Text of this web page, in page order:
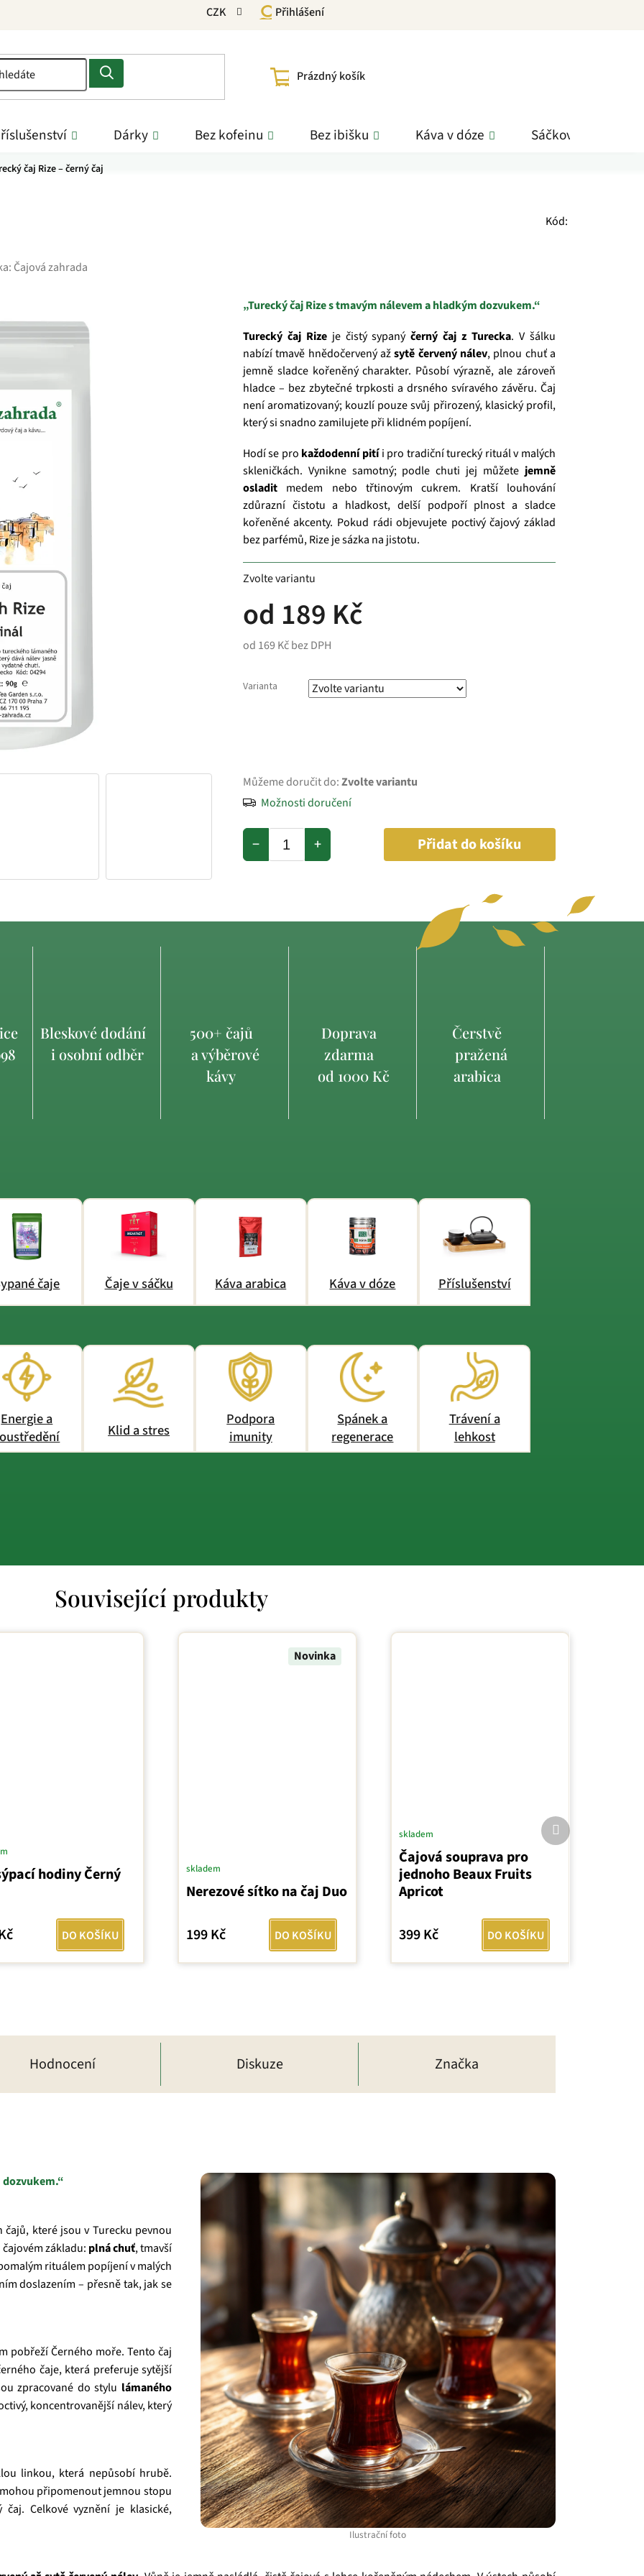
CZK Přihlášení
NÁKUPNÍ
Prázdný košík
Dárky Bez kofeinu Bez ibišku Káva v dóze Sáčkové čaje
čaj Rize – černý čaj
Kód:
Čajová zahrada
od 189 Kč
od 169 Kčbez DPH
Zvolte variantu
Varianta
Můžeme doručit do:Zvolte variantu
Možnosti doručení
+
− Přidat do košíku
„Turecký čaj Rize s tmavým nálevem a hladkým dozvukem.“
Turecký čaj Rizeje čistý sypanýčerný čaj z Turecka. V šálku
nabízí tmavě hnědočervený ažsytě červený nálev, plnou chuť a
jemně sladce kořeněný charakter. Působí výrazně, ale zároveň
hladce – bez zbytečné trpkosti a drsného svíravého závěru. Čaj
není aromatizovaný; kouzlí pouze svůj přirozený, klasický profil,
který si snadno zamilujete při klidném popíjení.
Hodí se pro každodenní pitíi pro tradiční turecký rituál v malých
skleničkách. Vynikne samotný; podle chuti jej můžete jemně
osladitmedem nebo třtinovým cukrem. Kratší louhování
zdůrazní čistotu a hladkost, delší podpoří plnost a sladce
kořeněné akcenty. Pokud rádi objevujete poctivý čajový základ
bez parfémů, Rize je sázka na jistotu.
Bleskové dodání
i osobní odběr
500+ čajů
a výběrové
kávy
Doprava
zdarma
od 1000 Kč
Čerstvě
pražená
arabica
čaje Čaje v sáčku Káva arabica Káva v dóze Příslušenství
Energie a
Klid a stres
Podpora
imunity
Spánek a
regenerace
Trávení a
lehkost
Související produkty
hodiny Černý
DO KOŠÍKU
Novinka
Nerezové sítko na čaj Duo
skladem
199 Kč DO KOŠÍKU
Čajová souprava pro
jednoho Beaux Fruits
Apricot
skladem
399 Kč DO KOŠÍKU
Další
produkt
Hodnocení Diskuze Značka
Ilustrační foto
dozvukem.“
které jsou v Turecku pevnou
základu: plná chuť, tmavší
rituálem popíjení v malých
doslazením – přesně tak, jak se
pobřeží Černého moře. Tento čaj
čaje, která preferuje sytější
zpracované do stylu lámaného
koncentrovanější nálev, který
linkou, která nepůsobí hrubě.
připomenout jemnou stopu
Celkové vyznění je klasické,